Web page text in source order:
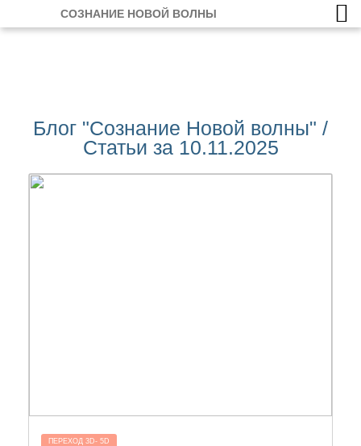
СОЗНАНИЕ НОВОЙ ВОЛНЫ
Блог "Сознание Новой волны" /
Статьи за 10.11.2025
ПЕРЕХОД 3D- 5D